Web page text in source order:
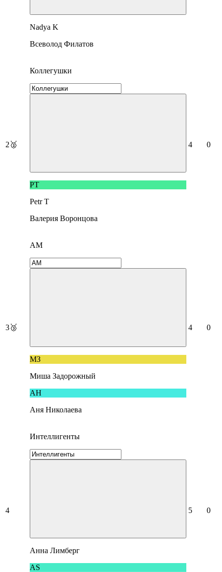
Nadya K
Всеволод Филатов
2 🥈
Коллегушки
PT
Petr T
Валерия Воронцова
4 0
3🥉
АМ
МЗ
Миша Задорожный
AН
Aня Николаева
4 0
4
Интеллигенты
Анна Лимберг
AS
5 0